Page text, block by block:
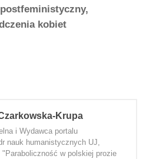
kobiet
Krupa
i Wydawca portalu
nauk humanistycznych UJ,
w polskiej prozie